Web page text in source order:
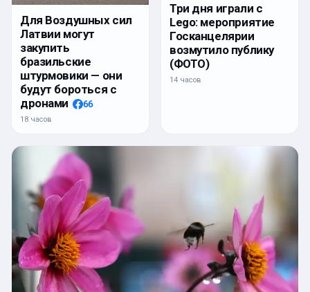
Для Воздушных сил
Латвии могут
закупить
бразильские
штурмовики — они
будут бороться с
дронами
66
18 часов
Три дня играли с
Lego: мероприятие
Госканцелярии
возмутило публику
(ФОТО)
14 часов